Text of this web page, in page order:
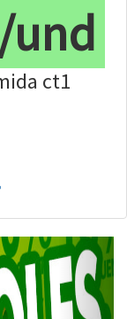
und
ct1